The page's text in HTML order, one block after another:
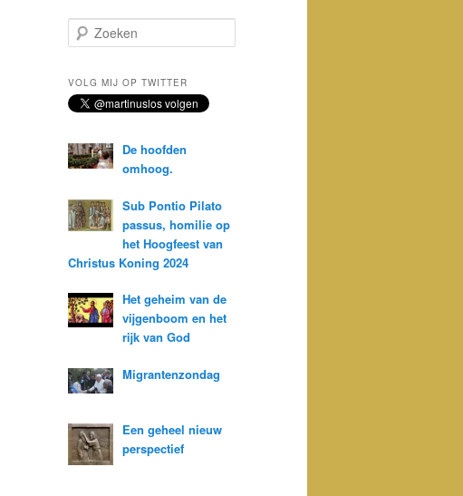
o
k
e
n
VOLG MIJ OP TWITTER
De hoofden
omhoog.
Sub Pontio Pilato
passus, homilie op
het Hoogfeest van
Christus Koning 2024
Het geheim van de
vijgenboom en het
rijk van God
Migrantenzondag
Een geheel nieuw
perspectief